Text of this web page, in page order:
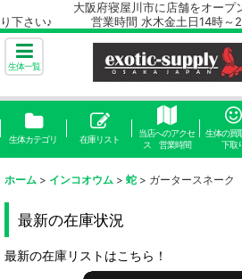
大阪府寝屋川市に店舗をオープン致
り下さい♪ 営業時間 水木金土日14時～
生体一覧
生体カテゴリ 在庫リスト
当店へのアクセ
ス 営業時間
生体の買
下取
ホーム > インコオウム > 蛇 > ガータースネーク
最新の在庫状況
最新の在庫リストはこちら！